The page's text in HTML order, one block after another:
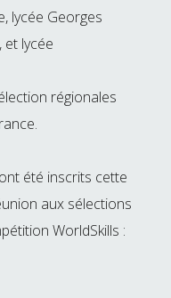
lycée Georges
et lycée
régionales
été inscrits cette
aux sélections
WorldSkills :